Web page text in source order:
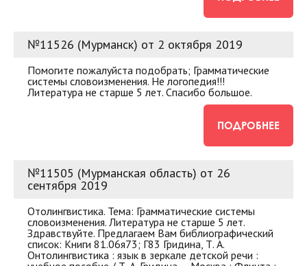
№11526 (Мурманск) от 2 октября 2019
Помогите пожалуйста подобрать; Грамматические
системы словоизменения. Не логопедия!!!
Литература не старше 5 лет. Спасибо большое.
ПОДРОБНЕЕ
№11505 (Мурманская область) от 26
сентября 2019
Отолингвистика. Тема: Грамматические системы
словоизменения. Литература не старше 5 лет.
Здравствуйте. Предлагаем Вам библиографический
список: Книги 81.06я73; Г83 Гридина, Т. А.
Онтолингвистика : язык в зеркале детcкой речи :